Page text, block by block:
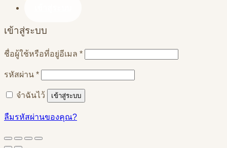
เข้าสู่ระบบ
ชื่อผู้ใช้หรือที่อยู่อีเมล *ต้องการ
รหัสผ่าน *ต้องการ
จำฉันไว้ เข้าสู่ระบบ
ลืมรหัสผ่านของคุณ?